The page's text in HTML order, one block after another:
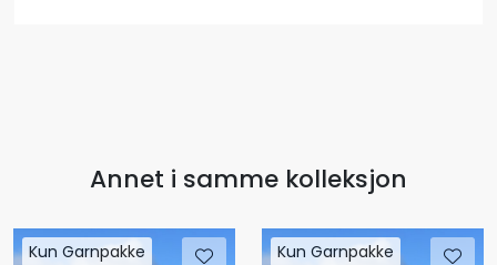
Annet i samme kolleksjon
Kun Garnpakke Kun Garnpakke